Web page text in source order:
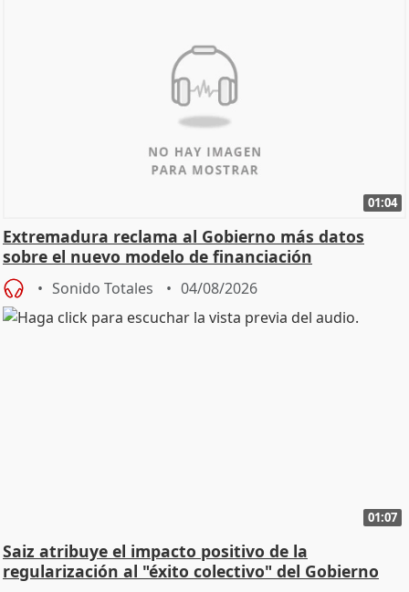
01:04
Extremadura reclama al Gobierno más datos
sobre el nuevo modelo de financiación
Sonido Totales 04/08/2026
01:07
Saiz atribuye el impacto positivo de la
regularización al "éxito colectivo" del Gobierno